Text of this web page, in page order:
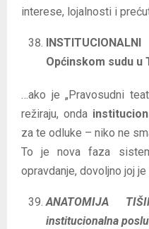
interese, lojalnosti i
Općinskom sudu
…ako je „Pravosudni
režiraju, onda
za te odluke – niko ne
To je nova faza
opravdanje, dovoljno joj
ANATOMIJA
institucionalna